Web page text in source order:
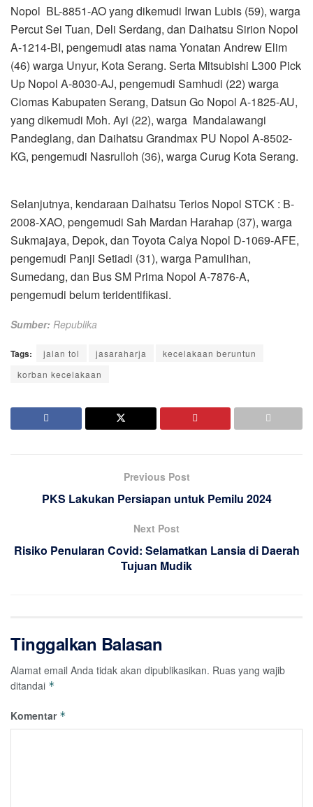
Nopol BL-8851-AO yang dikemudi Irwan Lubis (59), warga
Percut Sei Tuan, Deli Serdang, dan Daihatsu Sirion Nopol
A-1214-BI, pengemudi atas nama Yonatan Andrew Elim
(46) warga Unyur, Kota Serang. Serta Mitsubishi L300 Pick
Up Nopol A-8030-AJ, pengemudi Samhudi (22) warga
Ciomas Kabupaten Serang, Datsun Go Nopol A-1825-AU,
yang dikemudi Moh. Ayi (22), warga Mandalawangi
Pandeglang, dan Daihatsu Grandmax PU Nopol A-8502-
KG, pengemudi Nasrulloh (36), warga Curug Kota Serang.
Selanjutnya, kendaraan Daihatsu Terios Nopol STCK : B-
2008-XAO, pengemudi Sah Mardan Harahap (37), warga
Sukmajaya, Depok, dan Toyota Calya Nopol D-1069-AFE,
pengemudi Panji Setiadi (31), warga Pamulihan,
Sumedang, dan Bus SM Prima Nopol A-7876-A,
pengemudi belum teridentifikasi.
Sumber: Republika
Tags: jalan tol jasaraharja
kecelakaan beruntun
korban kecelakaan
Previous Post
PKS Lakukan Persiapan untuk Pemilu 2024
Next Post
Risiko Penularan Covid: Selamatkan Lansia di Daerah
Tujuan Mudik
Tinggalkan Balasan
Alamat email Anda tidak akan dipublikasikan. Ruas yang wajib
ditandai *
Komentar *